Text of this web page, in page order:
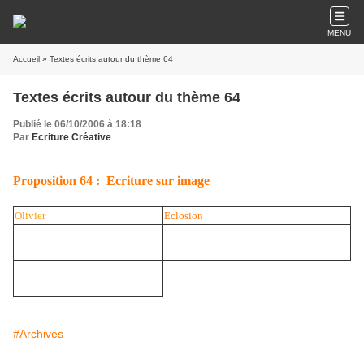
MENU
Accueil » Textes écrits autour du thème 64
Textes écrits autour du thème 64
Publié le 06/10/2006 à 18:18
Par Ecriture Créative
Proposition 64 : Ecriture sur image
Olivier Eclosion
#Archives